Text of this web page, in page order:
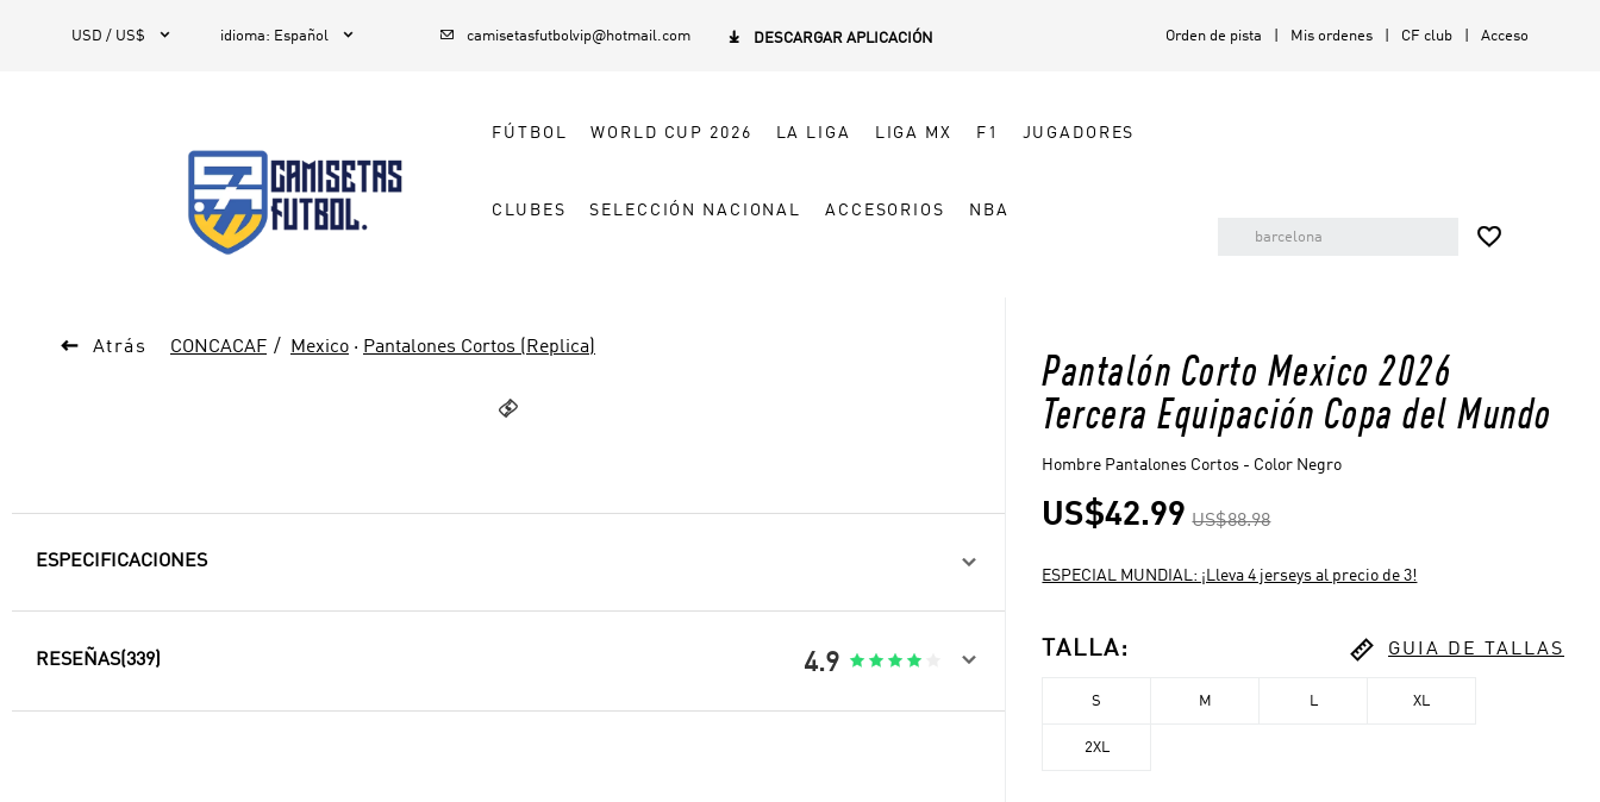
USD / US$  idioma: Español   camisetasfutbolvip@hotmail.com  DESCARGAR APLICACIÓN Orden de pista Mis ordenes CF club Acceso
FÚTBOL WORLD CUP 2026 LA LIGA LIGA MX F1 JUGADORES
CLUBES SELECCIÓN NACIONAL ACCESORIOS NBA

 Atrás CONCACAF Mexico · Pantalones Cortos (Replica)

Pantalón Corto Mexico 2026
Tercera Equipación Copa del Mundo
Hombre Pantalones Cortos - Color Negro
US$42.99 US$88.98
ESPECIAL MUNDIAL: ¡Lleva 4 jerseys al precio de 3!
TALLA:  GUIA DE TALLAS
S M XL
2XL
ESPECIFICACIONES 
RESEÑAS(339) 4.9     